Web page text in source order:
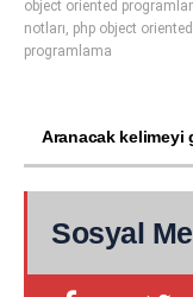
object oriented
notları, php object oriented
programlama
Sosyal